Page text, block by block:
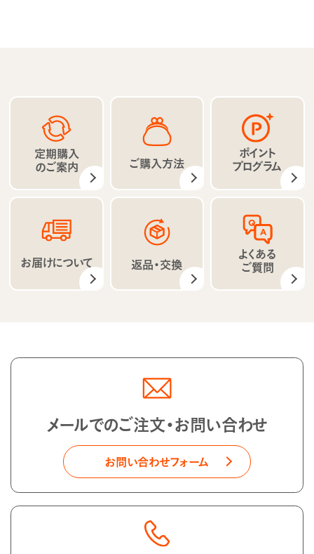
定期購入
のご案内 ご購入方法
ポイント
プログラム
お届けについて 返品・交換
よくある
ご質問
メールでのご注文・お問い合わせ
お問い合わせフォーム